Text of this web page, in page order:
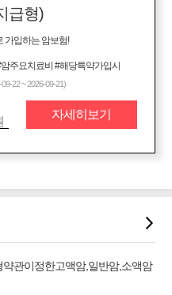
급형)
가입하는 암보험!
주요치료비 #해당특약가입시
22 ~ 2026-09-21)
자세히보기
약관이정한고액암,일반암,소액암